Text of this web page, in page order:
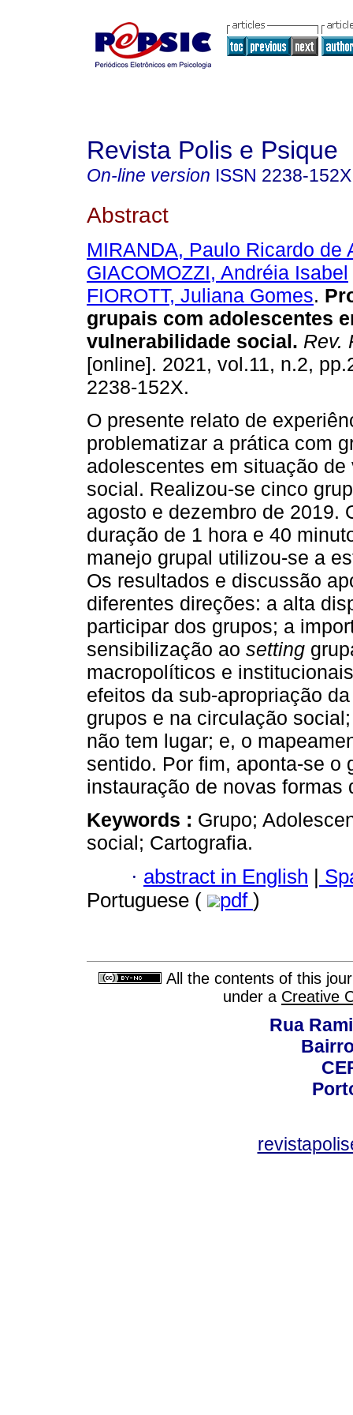
Revista Polis e Psique
On-line version ISSN 2238-152X
Abstract
MIRANDA, Paulo Ricardo de
GIACOMOZZI, Andréia Isabel
FIOROTT, Juliana Gomes.
grupais com adolescentes
vulnerabilidade social. Rev.
[online]. 2021, vol.11, n.2,
2238-152X.
O presente relato de
problematizar a prática com
adolescentes em situação
social. Realizou-se cinco
agosto e dezembro de 2019.
duração de 1 hora e 40
manejo grupal utilizou-se a
Os resultados e discussão
diferentes direções: a alta
participar dos grupos; a
sensibilização ao setting
macropolíticos e
efeitos da sub-apropriação
grupos e na circulação
não tem lugar; e, o
sentido. Por fim, aponta-se o
instauração de novas formas
Keywords : Grupo;
social; Cartografia.
· abstract in English |
Portuguese (
pdf )
All the contents of this
under a Creative
Rua